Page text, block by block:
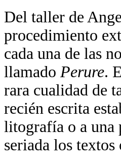
Del taller de
procedimiento
cada una de las
llamado Perure.
rara cualidad de
recién escrita
litografía o a una
seriada los textos